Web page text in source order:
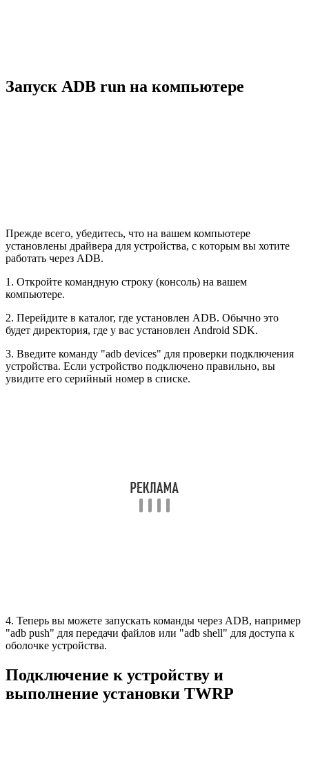
Запуск ADB run на компьютере
Прежде всего, убедитесь, что на вашем компьютере
установлены драйвера для устройства, с которым вы хотите
работать через ADB.
1. Откройте командную строку (консоль) на вашем
компьютере.
2. Перейдите в каталог, где установлен ADB. Обычно это
будет директория, где у вас установлен Android SDK.
3. Введите команду "adb devices" для проверки подключения
устройства. Если устройство подключено правильно, вы
увидите его серийный номер в списке.
4. Теперь вы можете запускать команды через ADB, например
"adb push" для передачи файлов или "adb shell" для доступа к
оболочке устройства.
Подключение к устройству и
выполнение установки TWRP